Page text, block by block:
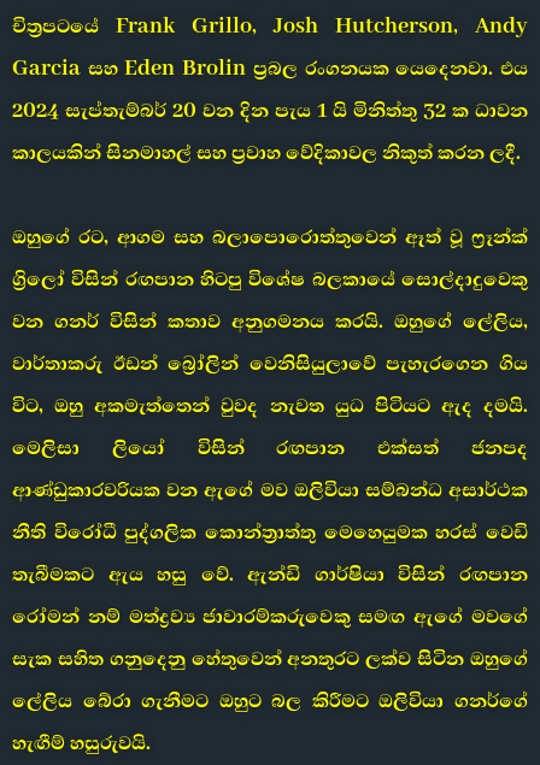
චිත්‍රපටයේ Frank Grillo, Josh Hutcherson, Andy
Garcia සහ Eden Brolin ප්‍රබල රංගනයක යෙදෙනවා. එය
2024 සැප්තැම්බර් 20 වන දින පැය 1 යි මිනිත්තු 32 ක ධාවන
කාලයකින් සිනමාහල් සහ ප්‍රවාහ වේදිකාවල නිකුත් කරන ලදී.
ඔහුගේ රට, ආගම සහ බලාපොරොත්තුවෙන් ඈත් වූ ෆ්‍රෑන්ක්
ග්‍රිලෝ විසින් රඟපාන හිටපු විශේෂ බලකායේ සොල්දාදුවෙකු
වන ගනර් විසින් කතාව අනුගමනය කරයි. ඔහුගේ ලේලිය,
වාර්තාකරු ඊඩන් බ්‍රෝලින් වෙනිසියුලාවේ පැහැරගෙන ගිය
විට, ඔහු අකමැත්තෙන් වුවද නැවත යුධ පිටියට ඇද දමයි.
මෙලිසා ලියෝ විසින් රඟපාන එක්සත් ජනපද
ආණ්ඩුකාරවරියක වන ඇගේ මව ඔලිවියා සම්බන්ධ අසාර්ථක
නීති විරෝධී පුද්ගලික කොන්ත්‍රාත්තු මෙහෙයුමක හරස් වෙඩි
තැබීමකට ඇය හසු වේ. ඇන්ඩි ගාර්ෂියා විසින් රඟපාන
රෝමන් නම් මත්ද්‍රව්‍ය ජාවාරම්කරුවෙකු සමඟ ඇගේ මවගේ
සැක සහිත ගනුදෙනු හේතුවෙන් අනතුරට ලක්ව සිටින ඔහුගේ
ලේලිය බේරා ගැනීමට ඔහුට බල කිරීමට ඔලිවියා ගනර්ගේ
හැඟීම් හසුරුවයි.